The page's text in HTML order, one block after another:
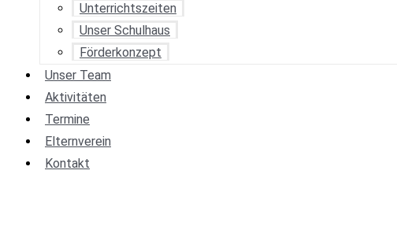
Unterrichtszeiten
Unser Schulhaus
Förderkonzept
Unser Team
Aktivitäten
Termine
Elternverein
Kontakt